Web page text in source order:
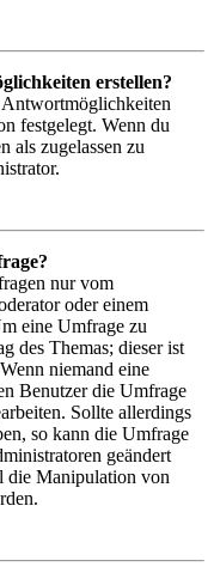
erstellen?
festgelegt. Wenn du
als zugelassen zu
nur vom
oder einem
eine Umfrage zu
des Themas; dieser ist
niemand eine
Benutzer die Umfrage
Sollte allerdings
so kann die Umfrage
geändert
die Manipulation von